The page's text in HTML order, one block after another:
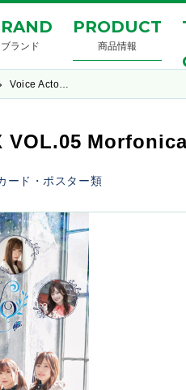
ブランド
PRODUCT
商品情報
Voice Acto…
Morfonica
ード・ポスター類